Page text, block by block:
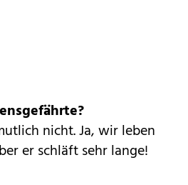
nicht. Ja, wir leben
er schläft sehr lange!